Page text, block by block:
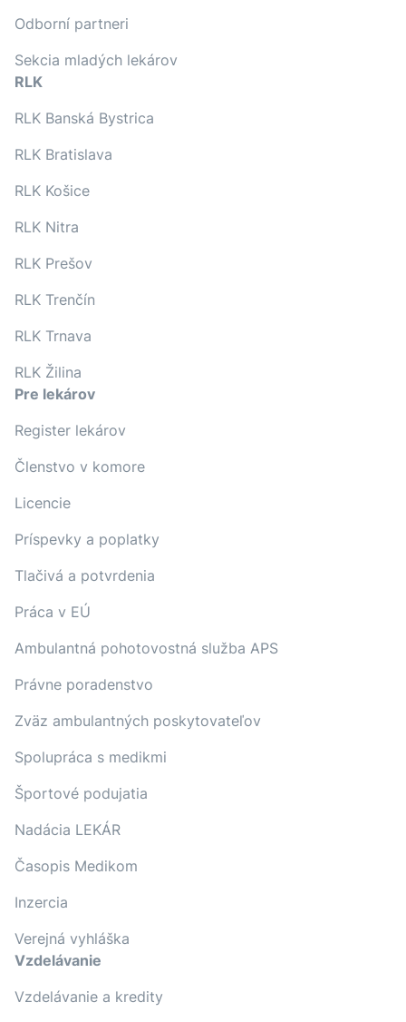
Odborní partneri
Sekcia mladých lekárov
RLK
RLK Banská Bystrica
RLK Bratislava
RLK Košice
RLK Nitra
RLK Prešov
RLK Trenčín
RLK Trnava
RLK Žilina
Pre lekárov
Register lekárov
Členstvo v komore
Licencie
Príspevky a poplatky
Tlačivá a potvrdenia
Práca v EÚ
Ambulantná pohotovostná služba APS
Právne poradenstvo
Zväz ambulantných poskytovateľov
Spolupráca s medikmi
Športové podujatia
Nadácia LEKÁR
Časopis Medikom
Inzercia
Verejná vyhláška
Vzdelávanie
Vzdelávanie a kredity